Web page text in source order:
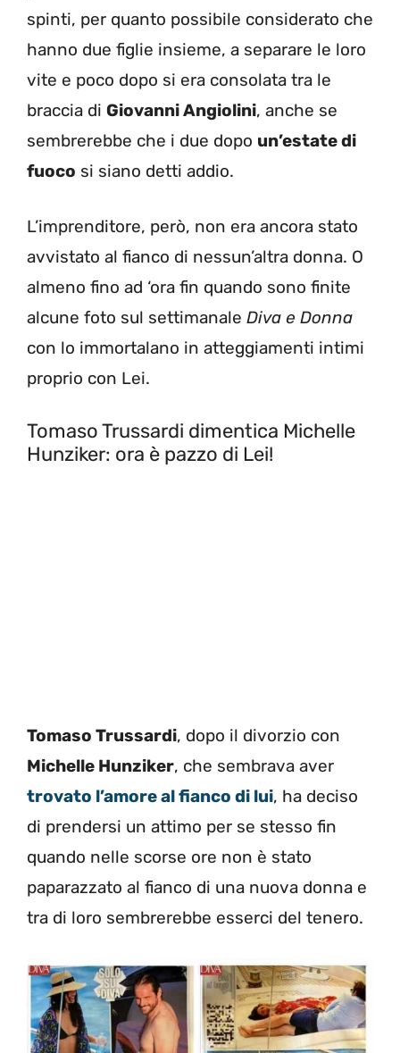
spinti, per quanto possibile considerato che
hanno due figlie insieme, a separare le loro
vite e poco dopo si era consolata tra le
braccia di Giovanni Angiolini, anche se
sembrerebbe che i due dopo un’estate di
fuoco si siano detti addio.
L’imprenditore, però, non era ancora stato
avvistato al fianco di nessun’altra donna. O
almeno fino ad ‘ora fin quando sono finite
alcune foto sul settimanale Diva e Donna
con lo immortalano in atteggiamenti intimi
proprio con Lei.
Tomaso Trussardi dimentica Michelle
Hunziker: ora è pazzo di Lei!
Tomaso Trussardi, dopo il divorzio con
Michelle Hunziker, che sembrava aver
trovato l’amore al fianco di lui, ha deciso
di prendersi un attimo per se stesso fin
quando nelle scorse ore non è stato
paparazzato al fianco di una nuova donna e
tra di loro sembrerebbe esserci del tenero.